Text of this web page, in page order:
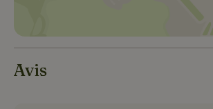
Avis